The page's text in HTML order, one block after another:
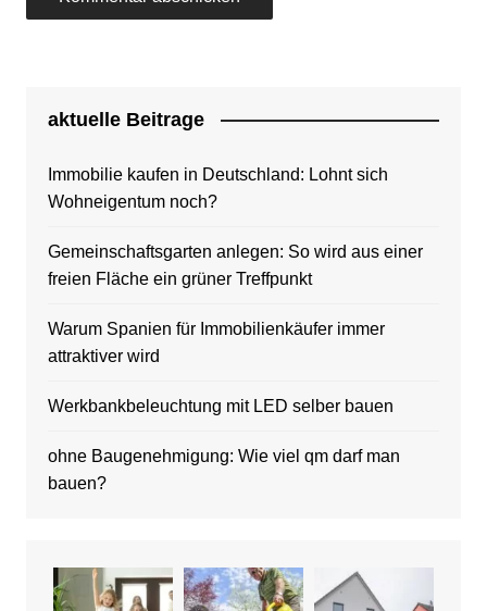
aktuelle Beitrage
Immobilie kaufen in Deutschland: Lohnt sich
Wohneigentum noch?
Gemeinschaftsgarten anlegen: So wird aus einer
freien Fläche ein grüner Treffpunkt
Warum Spanien für Immobilienkäufer immer
attraktiver wird
Werkbankbeleuchtung mit LED selber bauen
ohne Baugenehmigung: Wie viel qm darf man
bauen?